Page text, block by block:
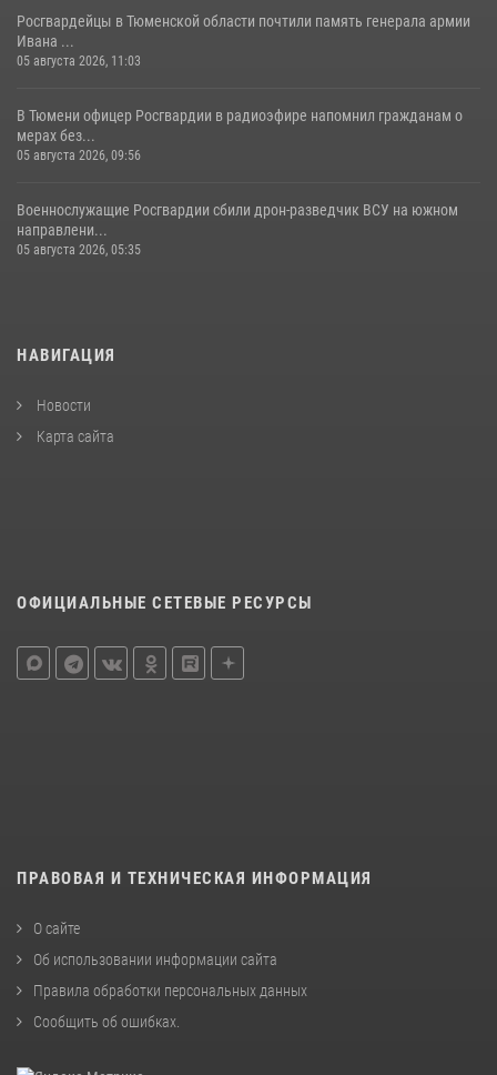
Росгвардейцы в Тюменской области почтили память генерала армии
Ивана ...
05 августа 2026, 11:03
В Тюмени офицер Росгвардии в радиоэфире напомнил гражданам о
мерах без...
05 августа 2026, 09:56
Военнослужащие Росгвардии сбили дрон-разведчик ВСУ на южном
направлени...
05 августа 2026, 05:35
НАВИГАЦИЯ
Новости
Карта сайта
ОФИЦИАЛЬНЫЕ СЕТЕВЫЕ РЕСУРСЫ
ПРАВОВАЯ И ТЕХНИЧЕСКАЯ ИНФОРМАЦИЯ
О сайте
Об использовании информации сайта
Правила обработки персональных данных
Сообщить об ошибках.